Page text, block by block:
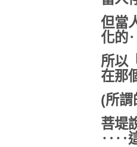
但當
化
所以
在那
(所
菩堤
‥‥